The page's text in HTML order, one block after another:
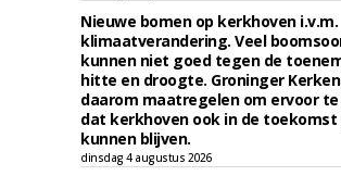
Nieuwe bomen op kerkhoven i.v.m.
klimaatverandering. Veel
kunnen niet goed tegen de
hitte en droogte. Groninger
daarom maatregelen om ervoor
dat kerkhoven ook in de toekomst
kunnen blijven.
dinsdag 4 augustus 2026